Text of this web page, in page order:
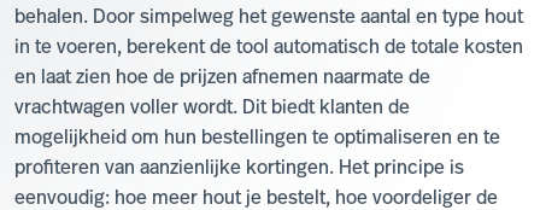
behalen. Door simpelweg het gewenste aantal en type hout
in te voeren, berekent de tool automatisch de totale kosten
en laat zien hoe de prijzen afnemen naarmate de
vrachtwagen voller wordt. Dit biedt klanten de
mogelijkheid om hun bestellingen te optimaliseren en te
profiteren van aanzienlijke kortingen. Het principe is
eenvoudig: hoe meer hout je bestelt, hoe voordeliger de